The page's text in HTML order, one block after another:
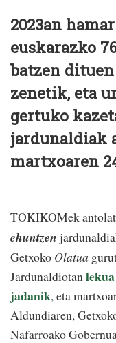
2023an
euskarazko
batzen
zenetik, eta
gertuko
jardunaldiak
martxoaren
TOKIKOMek
ehuntzen
Getxoko Olatua
Jardunaldiotan
jadanik, eta
Aldundiaren,
Nafarroako